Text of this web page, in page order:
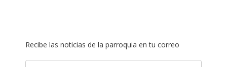
Recibe las noticias de la parroquia en tu correo